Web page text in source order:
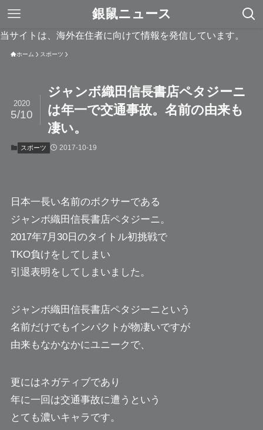
銀鼠ニュース
当サイトは、海外在住者に向けて情報を発信しています。
ホーム スポーツ
ジャンボ織田信長書店ペタジーニ
は年一で交通事故。名前の由来も
凄い。
2020
5/10
スポーツ 2017-10-19
日本一長い名前のボクサーである
ジャンボ織田信長書店ペタジーニ。
2017年7月30日のタイトル初挑戦で
TKO負けをしてしまい
引退表明をしてしまいました。
ジャンボ織田信長書店ペタジーニという
名前だけでもインパクトが物凄いですが
由来もなかなかにユニークで、
更にはネガティブであり
年に一回は交通事故に遭うという
とても濃いキャラです。